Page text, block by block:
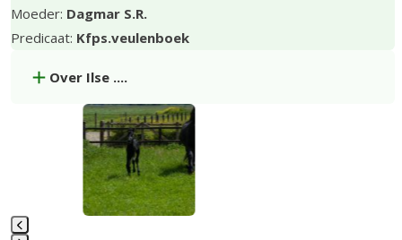
Moeder: Dagmar S.R.
Predicaat: Kfps.veulenboek
Over Ilse ....
right
arrow